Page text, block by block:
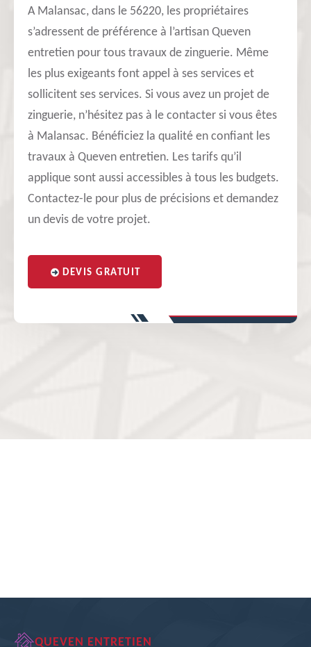
A Malansac, dans le 56220, les propriétaires
s’adressent de préférence à l’artisan Queven
entretien pour tous travaux de zinguerie. Même
les plus exigeants font appel à ses services et
sollicitent ses services. Si vous avez un projet de
zinguerie, n’hésitez pas à le contacter si vous êtes
à Malansac. Bénéficiez la qualité en confiant les
travaux à Queven entretien. Les tarifs qu’il
applique sont aussi accessibles à tous les budgets.
Contactez-le pour plus de précisions et demandez
un devis de votre projet.
DEVIS GRATUIT
QUEVEN ENTRETIEN